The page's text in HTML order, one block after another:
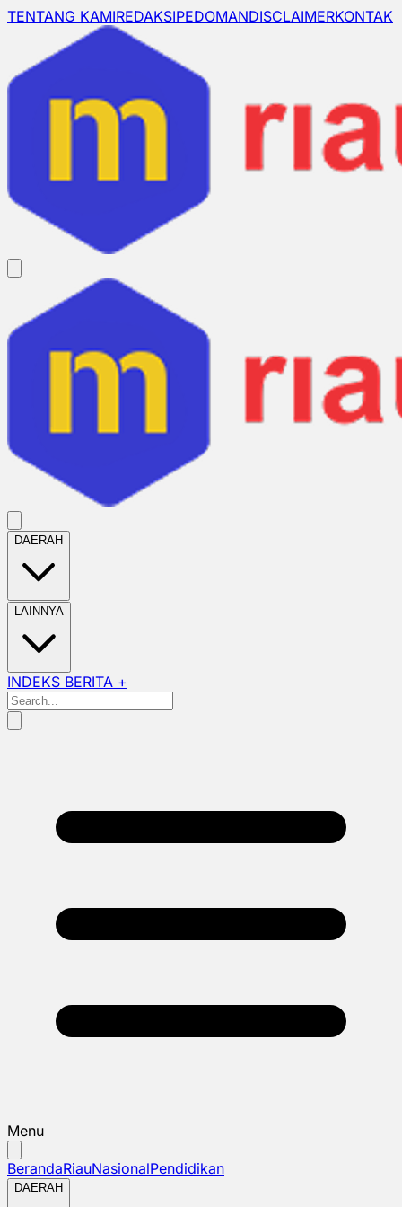
TENTANG KAMIREDAKSIPEDOMANDISCLAIMERKONTAK
DAERAH
LAINNYA
INDEKS BERITA +
Menu
BerandaRiauNasionalPendidikan
DAERAH